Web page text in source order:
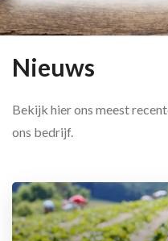
Nieuws
Bekijk hier ons meest
ons bedrijf.